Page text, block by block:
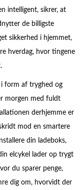
intelligent, sikrer, at
de billigste
sikkerhed i hjemmet,
hverdag, hvor tingene
form af tryghed og
morgen med fuldt
derhjemme er
mod en smartere
din ladeboks,
elcykel lader op trygt
du sparer penge,
dig om, hvorvidt der